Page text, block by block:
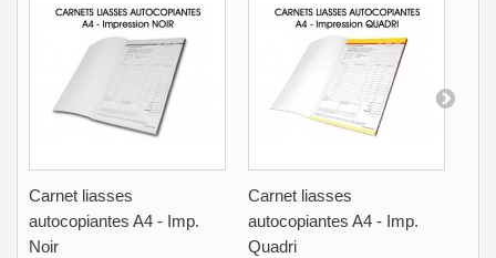
Carnet liasses
autocopiantes A4 - Imp.
Noir
Carnet liasses
autocopiantes A4 - Imp.
Quadri